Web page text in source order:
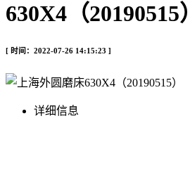
630X4（20190515）
[ 时间：2022-07-26 14:15:23 ]
详细信息